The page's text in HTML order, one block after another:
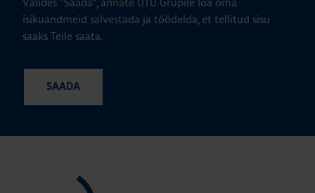
isikuandmeid salvestada ja töödelda, et tellitud sisu
saaks Teile saata.